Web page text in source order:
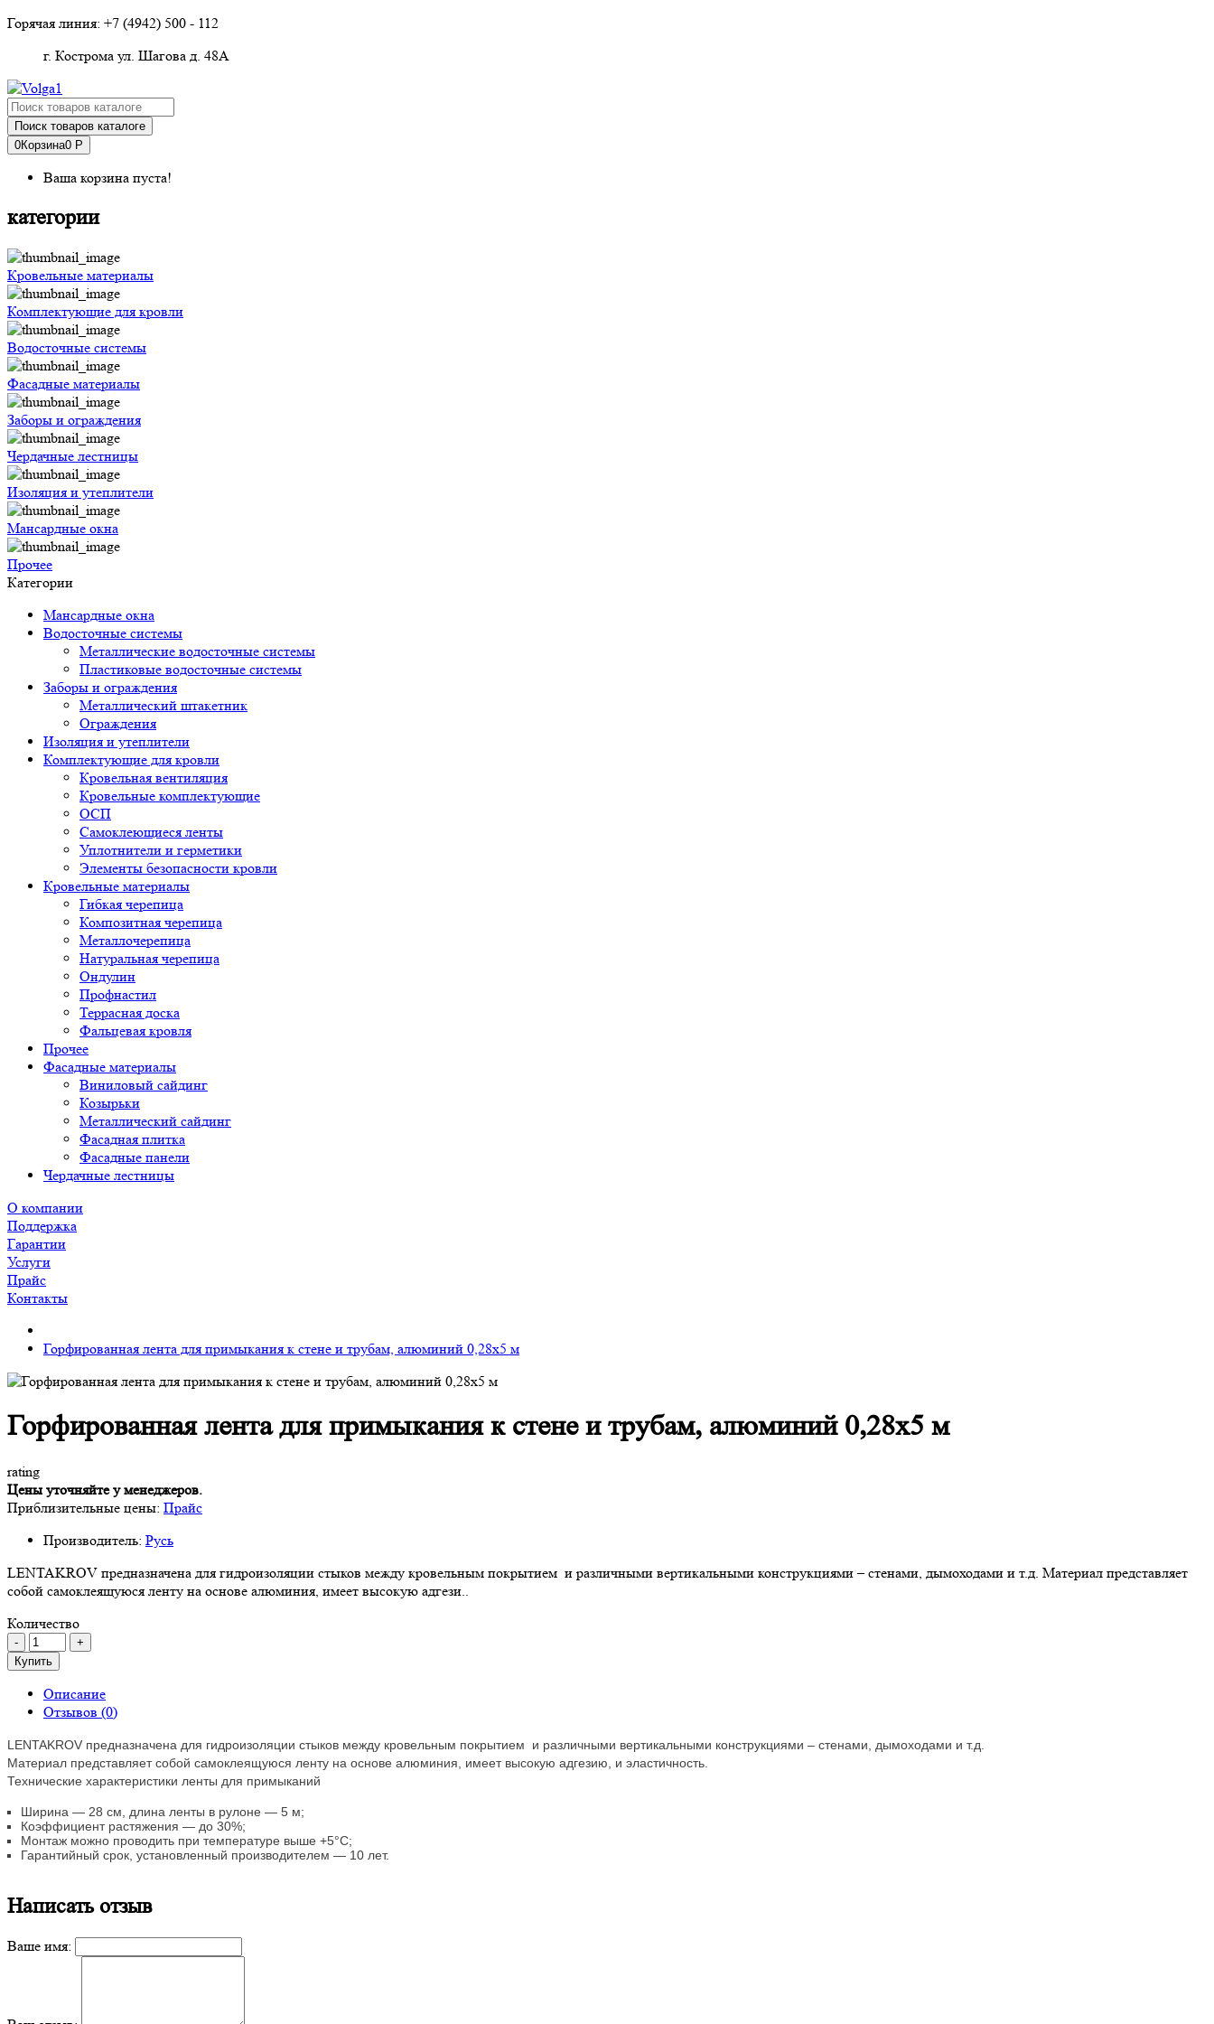
Горячая линия: +7 (4942) 500 - 112
г. Кострома ул. Шагова д. 48А
Поиск товаров каталоге
0Корзина0 Р
Ваша корзина пуста!
категории
Кровельные материалы
Комплектующие для кровли
Водосточные системы
Фасадные материалы
Заборы и ограждения
Чердачные лестницы
Изоляция и утеплители
Мансардные окна
Прочее
Категории
Мансардные окна
Водосточные системы
Металлические водосточные системы
Пластиковые водосточные системы
Заборы и ограждения
Металлический штакетник
Ограждения
Изоляция и утеплители
Комплектующие для кровли
Кровельная вентиляция
Кровельные комплектующие
ОСП
Самоклеющиеся ленты
Уплотнители и герметики
Элементы безопасности кровли
Кровельные материалы
Гибкая черепица
Композитная черепица
Металлочерепица
Натуральная черепица
Ондулин
Профнастил
Террасная доска
Фальцевая кровля
Прочее
Фасадные материалы
Виниловый сайдинг
Козырьки
Металлический сайдинг
Фасадная плитка
Фасадные панели
Чердачные лестницы
О компании
Поддержка
Гарантии
Услуги
Прайс
Контакты
Горфированная лента для примыкания к стене и трубам, алюминий 0,28х5 м
Горфированная лента для примыкания к стене и трубам, алюминий 0,28х5 м
rating
Цены уточняйте у менеджеров.
Приблизительные цены: Прайс
Производитель: Русь
LENTAKROV предназначена для гидроизоляции стыков между кровельным покрытием и различными вертикальными конструкциями – стенами, дымоходами и т.д. Материал представляет
собой самоклеящуюся ленту на основе алюминия, имеет высокую адгези..
Количество
Купить
Описание
Отзывов (0)
LENTAKROV предназначена для гидроизоляции стыков между кровельным покрытием и различными вертикальными конструкциями – стенами, дымоходами и т.д.
Материал представляет собой самоклеящуюся ленту на основе алюминия, имеет высокую адгезию, и эластичность.
Технические характеристики ленты для примыканий
Ширина — 28 см, длина ленты в рулоне — 5 м;
Коэффициент растяжения — до 30%;
Монтаж можно проводить при температуре выше +5°С;
Гарантийный срок, установленный производителем — 10 лет.
Написать отзыв
Ваше имя: